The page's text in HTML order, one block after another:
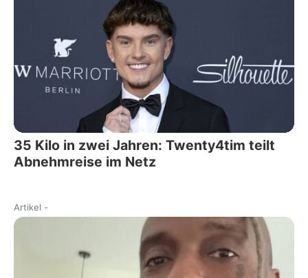
35 Kilo in zwei Jahren: Twenty4tim teilt
Abnehmreise im Netz
Artikel -